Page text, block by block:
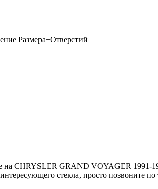
Размера+Отверстий
на CHRYSLER GRAND VOYAGER
стекла, просто позвоните по